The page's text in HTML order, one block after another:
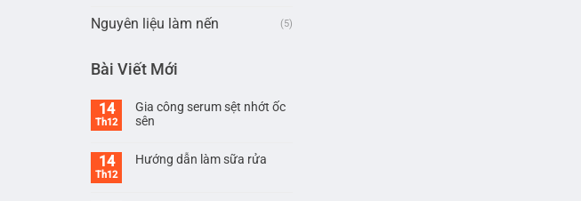
Nguyên liệu làm nến (5)
Bài Viết Mới
14
Th12
Gia công serum sệt nhớt ốc
sên
14
Th12
Hướng dẫn làm sữa rửa